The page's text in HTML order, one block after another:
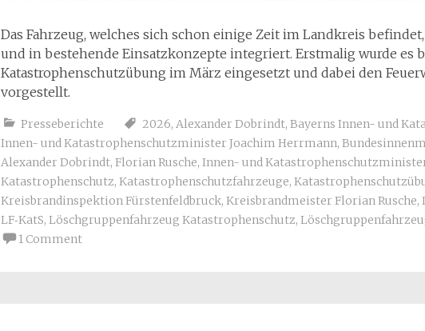
Das Fahrzeug, welches sich schon einige Zeit im Landkreis
und in bestehende Einsatzkonzepte integriert. Erstmalig wurde es
Katastrophenschutzübung im März eingesetzt und dabei den
vorgestellt.
Presseberichte 2026, Alexander Dobrindt, Bayerns Innen- und
Innen- und Katastrophenschutzminister Joachim Herrmann,
Alexander Dobrindt, Florian Rusche, Innen- und
Katastrophenschutz, Katastrophenschutzfahrzeuge,
Kreisbrandinspektion Fürstenfeldbruck, Kreisbrandmeister Florian Rusche,
LF‑KatS, Löschgruppenfahrzeug Katastrophenschutz,
1 Comment